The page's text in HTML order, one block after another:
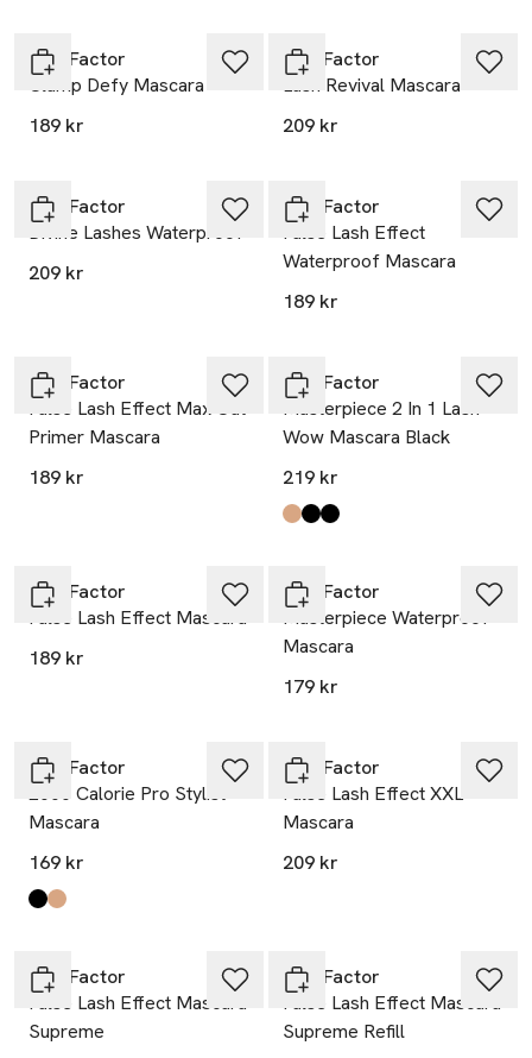
Max Factor
Clump Defy Mascara
189 kr
Max Factor
Lash Revival Mascara
209 kr
Max Factor
Divine Lashes Waterproof
209 kr
Max Factor
False Lash Effect
Waterproof Mascara
189 kr
Max Factor
False Lash Effect Max Out
Primer Mascara
189 kr
Max Factor
Masterpiece 2 In 1 Lash
Wow Mascara Black
219 kr
Produkten finns i färgerna:
Black Brown
Midnight Black
Black,
Max Factor
False Lash Effect Mascara
189 kr
Max Factor
Masterpiece Waterproof
Mascara
179 kr
Max Factor
2000 Calorie Pro Stylist
Mascara
169 kr
Produkten finns i färgerna:
Black
Black Brown
Max Factor
False Lash Effect XXL
Mascara
209 kr
Max Factor
False Lash Effect Mascara
Supreme
Max Factor
False Lash Effect Mascara
Supreme Refill